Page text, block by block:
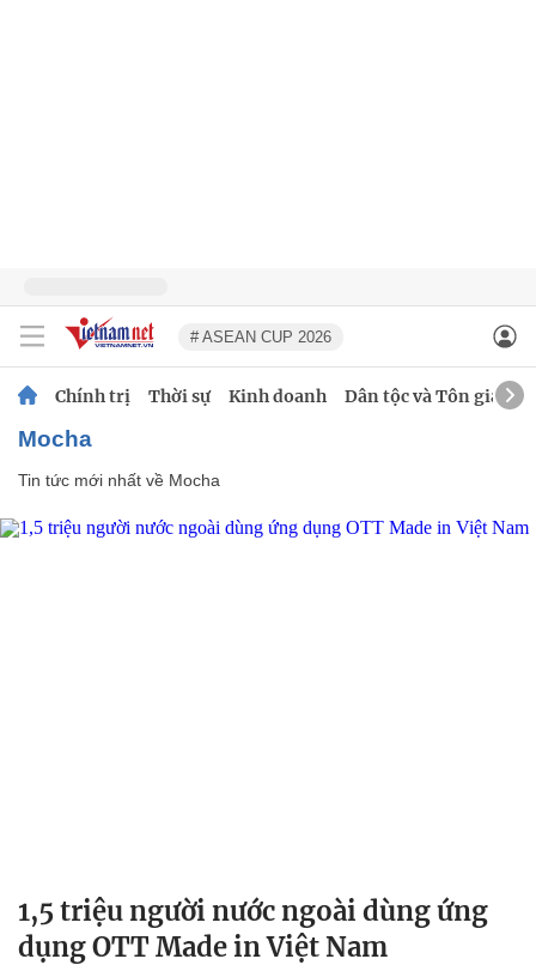
# ASEAN CUP 2026
Chính trị Thời sự Kinh doanh Dân tộc và Tôn giáo
Mocha
Tin tức mới nhất về Mocha
1,5 triệu người nước ngoài dùng ứng
dụng OTT Made in Việt Nam